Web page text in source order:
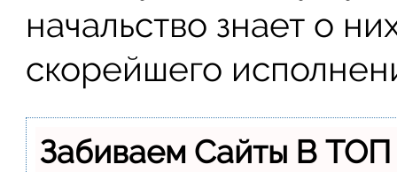
начальство знает о
скорейшего
Забиваем Сайты В